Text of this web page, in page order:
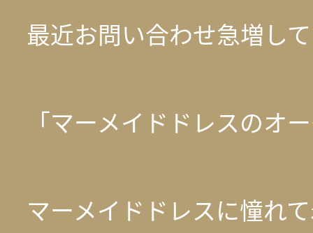
最近お問い合わせ急増し
「マーメイドドレスのオ
マーメイドドレスに憧れ